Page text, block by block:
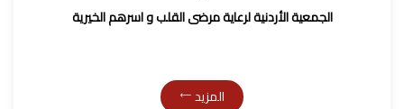
الجمعية الأردنية لرعاية مرضى القلب و اسرهم الخيرية
المزيد